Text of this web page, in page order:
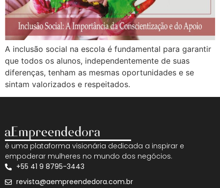
A inclusão social na escola é fundamental para garantir
que todos os alunos, independentemente de suas
diferenças, tenham as mesmas oportunidades e se
sintam valorizados e respeitados.
é uma plataforma visionária dedicada a inspirar e
empoderar mulheres no mundo dos negócios.
+55 41 9 8795-3443
revista@aempreendedora.com.br